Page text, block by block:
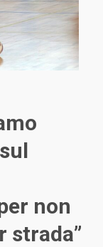
non
strada”